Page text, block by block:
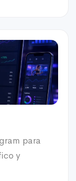
para
y